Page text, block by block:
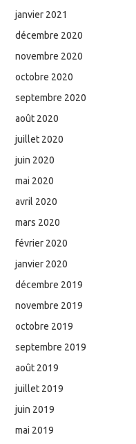
janvier 2021
décembre 2020
novembre 2020
octobre 2020
septembre 2020
août 2020
juillet 2020
juin 2020
mai 2020
avril 2020
mars 2020
février 2020
janvier 2020
décembre 2019
novembre 2019
octobre 2019
septembre 2019
août 2019
juillet 2019
juin 2019
mai 2019